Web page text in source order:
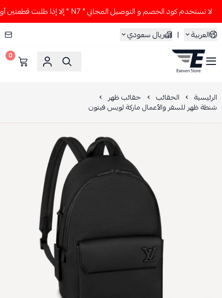
لا تستخدم كود الخصم و التوصيل المجاني " N7 " إلا إذا طلبت قطعتين أو أكثر 👀🔥
العربية
| ريال سعودي
ESEVEN STORE
0
الرئيسية الحقائب حقائب ظهر
شنطة ظهر للسفر والأعمال ماركة لويس فيتون